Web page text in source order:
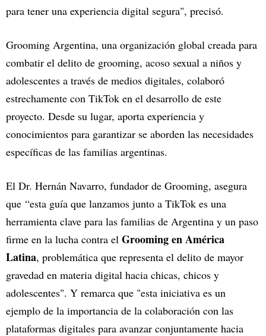
para tener una experiencia digital segura", precisó.
Grooming Argentina, una organización global creada para
combatir el delito de grooming, acoso sexual a niños y
adolescentes a través de medios digitales, colaboró
estrechamente con TikTok en el desarrollo de este
proyecto. Desde su lugar, aporta experiencia y
conocimientos para garantizar se aborden las necesidades
específicas de las familias argentinas.
El Dr. Hernán Navarro, fundador de Grooming, asegura
que “esta guía que lanzamos junto a TikTok es una
herramienta clave para las familias de Argentina y un paso
firme en la lucha contra el Grooming en América
Latina, problemática que representa el delito de mayor
gravedad en materia digital hacia chicas, chicos y
adolescentes". Y remarca que "esta iniciativa es un
ejemplo de la importancia de la colaboración con las
plataformas digitales para avanzar conjuntamente hacia